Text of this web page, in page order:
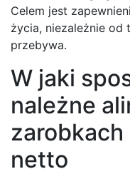
Celem jest
życia, niezależnie
przebywa.
W jaki
należne
netto